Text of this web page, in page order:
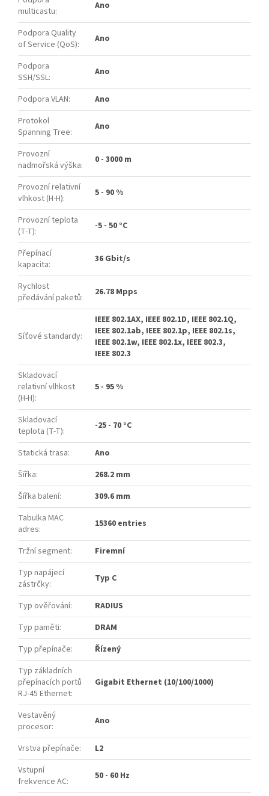
multicastu: Ano
Podpora Quality
of Service (QoS): Ano
Podpora
SSH/SSL: Ano
Podpora VLAN:
Ano
Protokol
Spanning Tree: Ano
Provozní
nadmořská výška: 0 - 3000 m
Provozní relativní
vlhkost (H-H): 5 - 90 %
Provozní teplota
(T-T): -5 - 50 °C
Přepínací
kapacita: 36 Gbit/s
Rychlost
předávání paketů: 26.78 Mpps
Síťové standardy:
IEEE 802.1AX, IEEE 802.1D, IEEE 802.1Q,
IEEE 802.1ab, IEEE 802.1p, IEEE 802.1s,
IEEE 802.1w, IEEE 802.1x, IEEE 802.3,
IEEE 802.3
Skladovací
relativní vlhkost
(H-H):
5 - 95 %
Skladovací
teplota (T-T): -25 - 70 °C
Statická trasa:
Ano
Šířka:
268.2 mm
Šířka balení:
309.6 mm
Tabulka MAC
adres: 15360 entries
Tržní segment:
Firemní
Typ napájecí
zástrčky: Typ C
Typ ověřování:
RADIUS
Typ paměti:
DRAM
Typ přepínače:
Řízený
Typ základních
přepínacích portů
RJ-45 Ethernet:
Gigabit Ethernet (10/100/1000)
Vestavěný
procesor: Ano
Vrstva přepínače:
L2
Vstupní
frekvence AC: 50 - 60 Hz